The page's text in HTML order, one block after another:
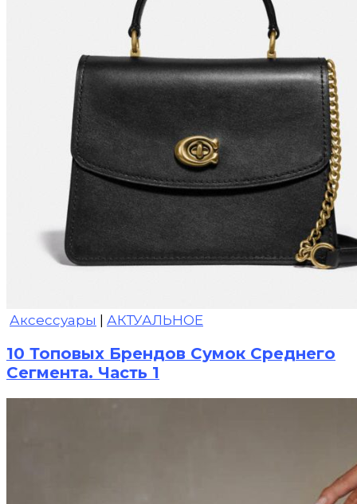
Аксессуары АКТУАЛЬНОЕ
10 Топовых Брендов Сумок Среднего
Сегмента. Часть 1